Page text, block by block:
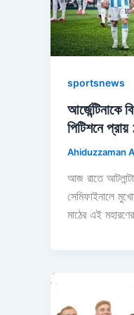
sportsnews
আর্জেন্টিনাকে
পিটিশনে
Ahiduzzaman
আজ রাতে
সেমিফাইনালে
মাঠের এই